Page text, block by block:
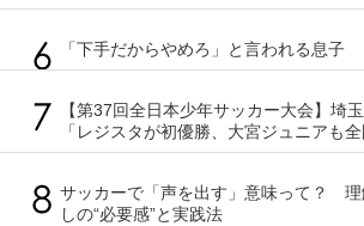
「下手だからやめろ」と言われる息子
【第37回全日本少年サッカー大会】埼
「レジスタが初優勝、大宮ジュニアも全
サッカーで「声を出す」意味って？ 理
しの“必要感”と実践法